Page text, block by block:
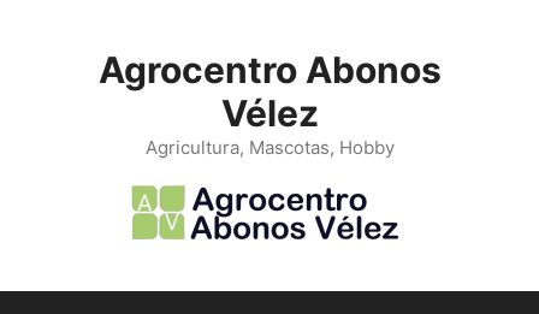
Agrocentro Abonos
Vélez
Agricultura, Mascotas, Hobby